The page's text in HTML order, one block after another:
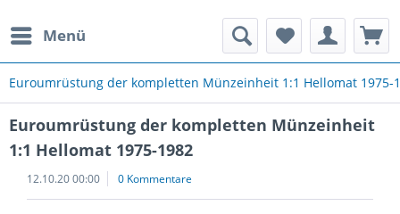
Menü
Euroumrüstung der kompletten Münzeinheit 1:1 Hellomat 1975-
Spielautomaten
Euroumrüstung der kompletten Münzeinheit
1:1 Hellomat 1975-1982
12.10.20 00:00 0 Kommentare